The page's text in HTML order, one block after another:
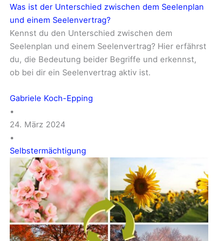
Was ist der Unterschied zwischen dem Seelenplan
und einem Seelenvertrag?
Kennst du den Unterschied zwischen dem
Seelenplan und einem Seelenvertrag? Hier erfährst
du, die Bedeutung beider Begriffe und erkennst,
ob bei dir ein Seelenvertrag aktiv ist.
Gabriele Koch-Epping
•
24. März 2024
•
Selbstermächtigung